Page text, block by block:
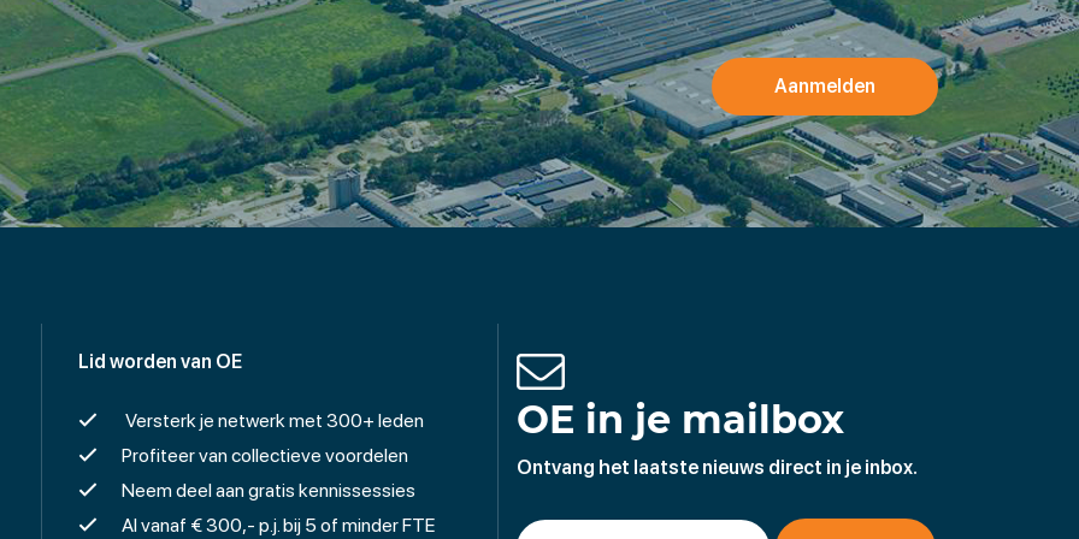
Aanmelden
Lid worden van OE
Versterk je netwerk met 300+ leden
Profiteer van collectieve voordelen
Neem deel aan gratis kennissessies
Al vanaf € 300,- p.j. bij 5 of minder FTE
OE in je mailbox
Ontvang het laatste nieuws direct in je inbox.